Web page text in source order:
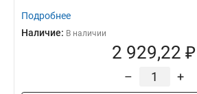
Подробнее
Наличие: В наличии
2 929,22 ₽
– +